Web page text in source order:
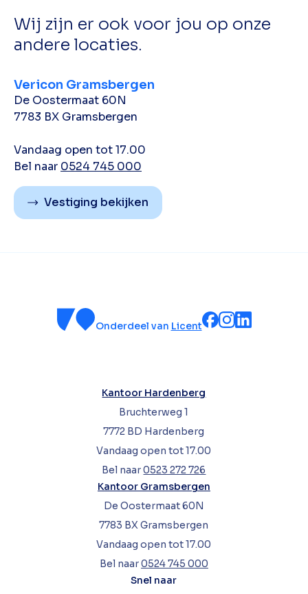
Wij zijn er ook voor jou op onze
andere locaties.
Vericon Gramsbergen
De Oostermaat 60N
7783 BX Gramsbergen
Vandaag open tot 17.00
Bel naar 0524 745 000
Vestiging bekijken
Onderdeel van Licent
Kantoor Hardenberg
Bruchterweg 1
7772 BD Hardenberg
Vandaag open tot 17.00
Bel naar0523 272 726
Kantoor Gramsbergen
De Oostermaat 60N
7783 BX Gramsbergen
Vandaag open tot 17.00
Bel naar0524 745 000
Snel naar